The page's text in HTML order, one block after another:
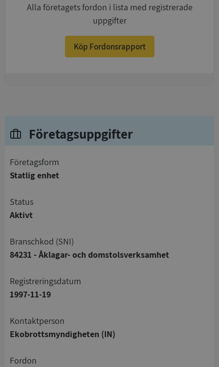
Alla företagets fordon i lista med registrerade
uppgifter
Köp Fordonsrapport
Företagsuppgifter
företagsform
Statlig enhet
status
Aktivt
branschkod (SNI)
84231 - Åklagar- och domstolsverksamhet
registreringsdatum
1997-11-19
Kontaktperson
Ekobrottsmyndigheten (IN)
Fordon